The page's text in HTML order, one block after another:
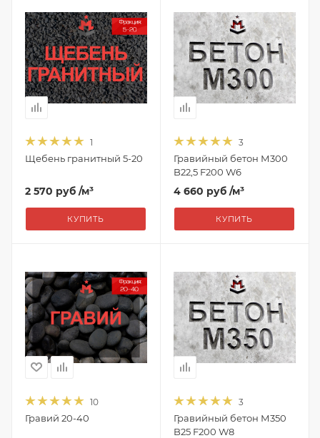
1
Щебень гранитный 5-20
2 570 руб /м³
КУПИТЬ
3
Гравийный бетон М300
B22,5 F200 W6
4 660 руб /м³
КУПИТЬ
10
Гравий 20-40
3
Гравийный бетон М350
B25 F200 W8